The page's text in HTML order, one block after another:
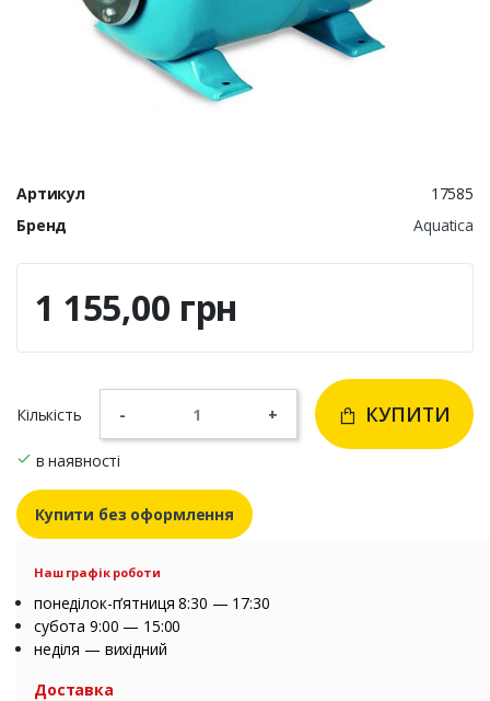
Артикул
17585
Бренд
Aquatica
1 155,00 грн
Кількість - + КУПИТИ
в наявності
Купити без оформлення
Наш графік роботи
понеділок-п’ятниця 8:30 — 17:30
субота 9:00 — 15:00
неділя — вихідний
Доставка